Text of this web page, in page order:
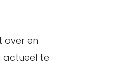
over en
actueel te